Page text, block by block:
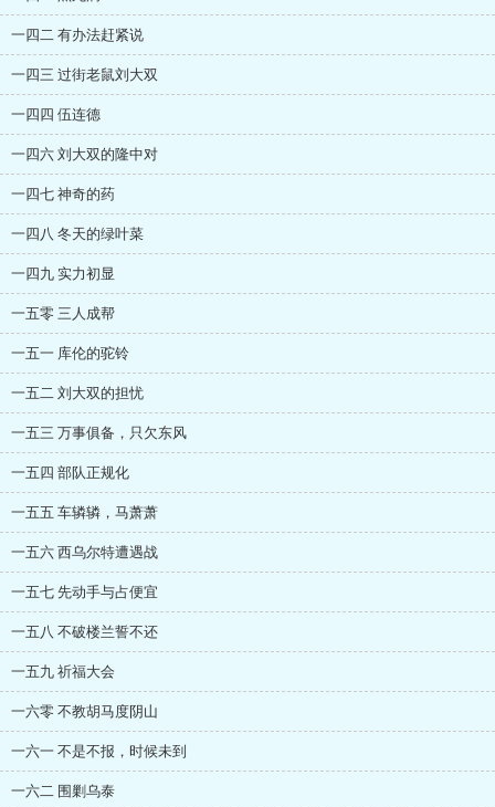
一四二 有办法赶紧说
一四三 过街老鼠刘大双
一四四 伍连德
一四六 刘大双的隆中对
一四七 神奇的药
一四八 冬天的绿叶菜
一四九 实力初显
一五零 三人成帮
一五一 库伦的驼铃
一五二 刘大双的担忧
一五三 万事俱备，只欠东风
一五四 部队正规化
一五五 车辚辚，马萧萧
一五六 西乌尔特遭遇战
一五七 先动手与占便宜
一五八 不破楼兰誓不还
一五九 祈福大会
一六零 不教胡马度阴山
一六一 不是不报，时候未到
一六二 围剿乌泰